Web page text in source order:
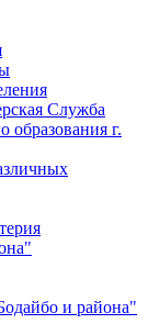
Служба
г.
и района"